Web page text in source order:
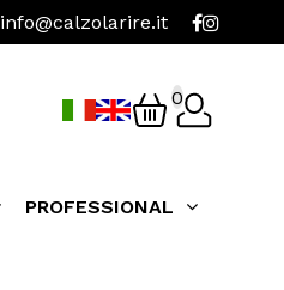
info@calzolarire.it
0
PROFESSIONAL